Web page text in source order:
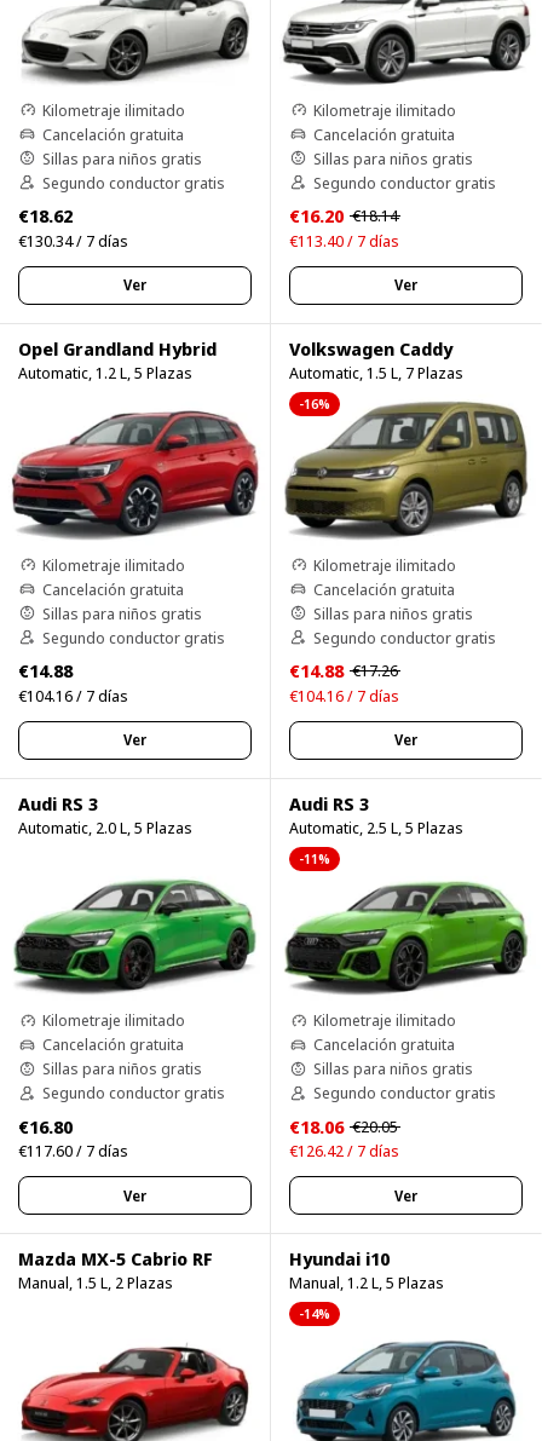
Kilometraje ilimitado
Cancelación gratuita
Sillas para niños gratis
Segundo conductor gratis
€18.62
€130.34 / 7 días
Ver
Kilometraje ilimitado
Cancelación gratuita
Sillas para niños gratis
Segundo conductor gratis
€16.20 €18.14
€113.40 / 7 días
Ver
Opel Grandland Hybrid
Automatic, 1.2 L, 5 Plazas
Kilometraje ilimitado
Cancelación gratuita
Sillas para niños gratis
Segundo conductor gratis
€14.88
€104.16 / 7 días
Ver
Volkswagen Caddy
Automatic, 1.5 L, 7 Plazas
-16%
Kilometraje ilimitado
Cancelación gratuita
Sillas para niños gratis
Segundo conductor gratis
€14.88 €17.26
€104.16 / 7 días
Ver
Audi RS 3
Automatic, 2.0 L, 5 Plazas
Kilometraje ilimitado
Cancelación gratuita
Sillas para niños gratis
Segundo conductor gratis
€16.80
€117.60 / 7 días
Ver
Audi RS 3
Automatic, 2.5 L, 5 Plazas
-11%
Kilometraje ilimitado
Cancelación gratuita
Sillas para niños gratis
Segundo conductor gratis
€18.06 €20.05
€126.42 / 7 días
Ver
Mazda MX-5 Cabrio RF
Manual, 1.5 L, 2 Plazas
Hyundai i10
Manual, 1.2 L, 5 Plazas
-14%